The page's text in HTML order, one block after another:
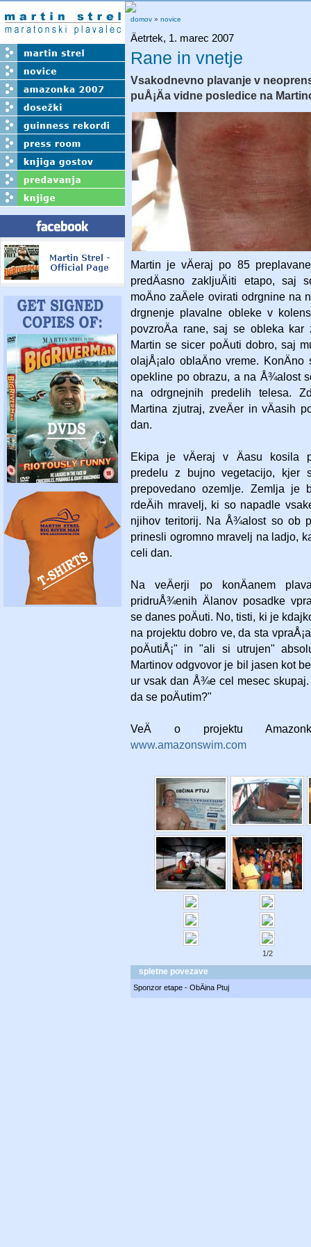
domov » novice
Äetrtek, 1. marec 2007
Rane in vnetje
Vsakodnevno plavanje v
puÅ¡Äa vidne posledice na
Martin je vÄeraj po 85
predÄasno zakljuÄiti etapo,
moÄno zaÄele ovirati odrgnine
drgnenje plavalne obleke v
povzroÄa rane, saj se obleka
Martin se sicer poÄuti dobro, saj
olajÅ¡alo oblaÄno vreme.
opekline po obrazu, a na Å¾alost
na odrgnejnih predelih telesa.
Martina zjutraj, zveÄer in vÄasih
dan.
Ekipa je vÄeraj v Äasu kosila
predelu z bujno vegetacijo, kjer
prepovedano ozemlje. Zemlja je
rdeÄih mravelj, ki so napadle
njihov teritorij. Na Å¾alost so ob
prinesli ogromno mravelj na ladjo,
celi dan.
Na veÄerji po konÄanem
pridruÅ¾enih Älanov posadke
se danes poÄuti. No, tisti, ki je
na projektu dobro ve, da sta
poÄutiÅ¡" in "ali si utrujen"
Martinov odgvovor je bil jasen kot
ur vsak dan Å¾e cel mesec
da se poÄutim?"
VeÄ o projektu
www.amazonswim.com
1/2
spletne povezave
Sponzor etape - ObÄina Ptuj